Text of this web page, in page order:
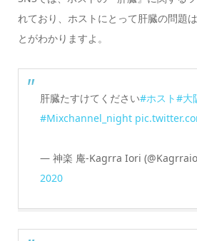
れており、ホストにとって肝臓の問題
とがわかりますよ。
肝臓たすけてください#ホスト#大
#Mixchannel_night
— 神楽 庵-Kagrra Iori
2020